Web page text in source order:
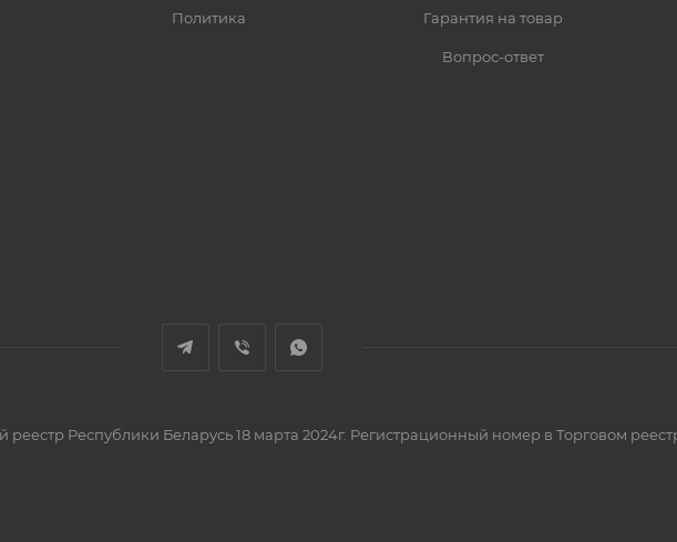
Политика Гарантия на товар
Вопрос-ответ
Республики Беларусь 18 марта 2024г. Регистрационный номер в Торговом